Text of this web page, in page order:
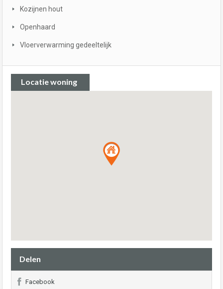
Kozijnen hout
Openhaard
Vloerverwarming gedeeltelijk
Locatie woning
Delen
Facebook